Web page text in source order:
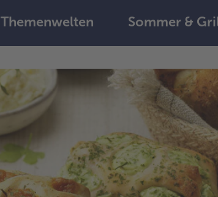
Themenwelten Sommer &